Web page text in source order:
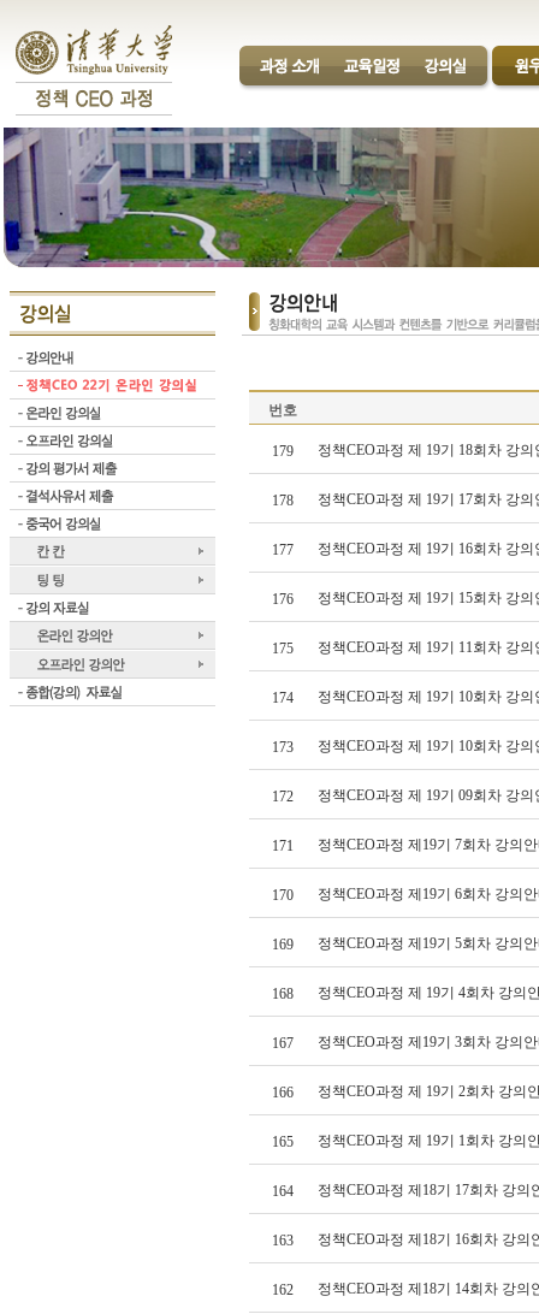
번호
179 정책CEO과정 제 19기 18회차 강
178 정책CEO과정 제 19기 17회차 강
177 정책CEO과정 제 19기 16회차 강
176 정책CEO과정 제 19기 15회차 강
175 정책CEO과정 제 19기 11회차 강
174 정책CEO과정 제 19기 10회차 강
173 정책CEO과정 제 19기 10회차 강
172 정책CEO과정 제 19기 09회차 강
171 정책CEO과정 제19기 7회차 강의
170 정책CEO과정 제19기 6회차 강의
169 정책CEO과정 제19기 5회차 강의
168 정책CEO과정 제 19기 4회차 강의
167 정책CEO과정 제19기 3회차 강의
166 정책CEO과정 제 19기 2회차 강의
165 정책CEO과정 제 19기 1회차 강의
164 정책CEO과정 제18기 17회차 강의
163 정책CEO과정 제18기 16회차 강의
162 정책CEO과정 제18기 14회차 강의